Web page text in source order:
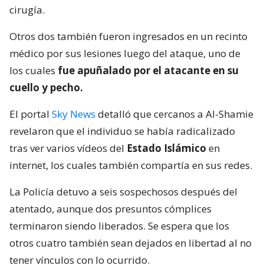
cirugía.
Otros dos también fueron ingresados en un recinto
médico por sus lesiones luego del ataque, uno de
los cuales fue apuñalado por el atacante en su
cuello y pecho.
El portal Sky News detalló que cercanos a Al-Shamie
revelaron que el individuo se había radicalizado
tras ver varios vídeos del Estado Islámico en
internet, los cuales también compartía en sus redes.
La Policía detuvo a seis sospechosos después del
atentado, aunque dos presuntos cómplices
terminaron siendo liberados. Se espera que los
otros cuatro también sean dejados en libertad al no
tener vínculos con lo ocurrido.